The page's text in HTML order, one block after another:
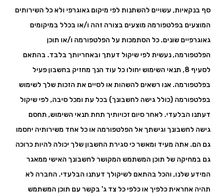
סף בנקאיות, עשויים להשתנות לפי מיקום גאוגרפי ולא כל השירותים
המוצעים בפלטפורמה מוצעים בצורה זהה ו/או בכלל במיקומים
גאוגרפיים שונים. כל הסתמכות על הפלטפורמה ו/או תוכן
הפלטפורמה, נעשית לפי שיקול דעתך ובאחריותך בלבד. בהתאם
לסעיף 8, תנאי השימוש יחולו כל עוד הנך מחזיק בחשבון פעיל
בפלטפורמה. אנו רשאים להשהות או לסיים את הזכות שלך לשימוש
בפלטפורמה (כולל גישה לחשבונך) בכל עת ומכל סיבה, לפי שיקול
דעתנו הבלעדי. לאחר סיום זכויותיך תחת תנאי השימוש, תחסם
גישה לחשבונך וגישתך אל הפלטפורמה או כל אחד משירותיה יחסמו
גם הם. אתה מעיד ומאשר כי סגירת החשבון שלך יכולה להיות כרוכה
גם במחיקה של תוכן המשתמש המקושר לחשבונך האישי ממאגר
המידע שלנו, והכל בהתאם לשיקולך דעתנו הבלעדי. החברה לא
תהיה אחראית כלפיך או כלפי כל צד ג' בקשר עם תוכן המשתמש